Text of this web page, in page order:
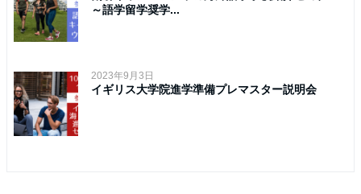
～語学留学奨学...
2023年9月3日
イギリス大学院進学準備プレマスター説明会